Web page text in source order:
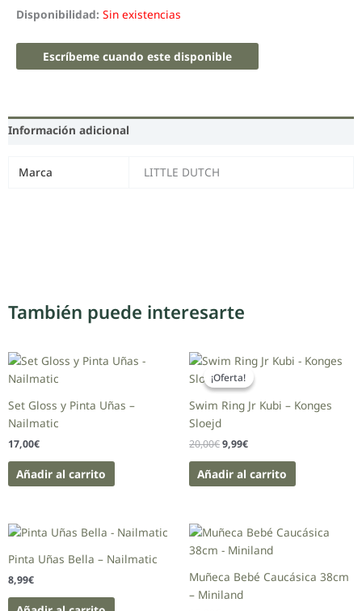
Disponibilidad: Sin existencias
Escríbeme cuando este disponible
Información adicional
Marca LITTLE DUTCH
También puede interesarte
Set Gloss y Pinta Uñas –
Nailmatic
17,00€
Añadir al carrito
¡Oferta!
¡Oferta!
Swim Ring Jr Kubi – Konges
Sloejd
20,00€
El
precio
original
era:
20,00€.
9,99€
El
precio
actual
9,99€.
Añadir al carrito
Pinta Uñas Bella – Nailmatic
8,99€
Muñeca Bebé Caucásica 38cm
– Miniland